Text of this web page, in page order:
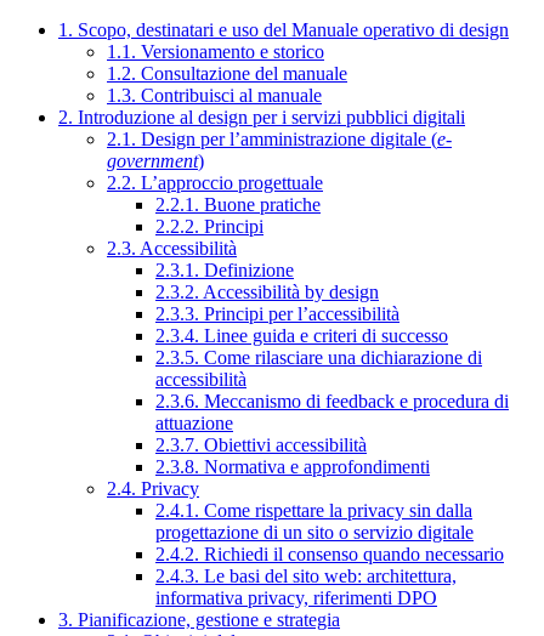
1. Scopo, destinatari e uso del Manuale operativo di design
1.1. Versionamento e storico
1.2. Consultazione del manuale
1.3. Contribuisci al manuale
2. Introduzione al design per i servizi pubblici digitali
2.1. Design per l’amministrazione digitale (e-
government)
2.2. L’approccio progettuale
2.2.1. Buone pratiche
2.2.2. Principi
2.3. Accessibilità
2.3.1. Definizione
2.3.2. Accessibilità by design
2.3.3. Principi per l’accessibilità
2.3.4. Linee guida e criteri di successo
2.3.5. Come rilasciare una dichiarazione di
accessibilità
2.3.6. Meccanismo di feedback e procedura di
attuazione
2.3.7. Obiettivi accessibilità
2.3.8. Normativa e approfondimenti
2.4. Privacy
2.4.1. Come rispettare la privacy sin dalla
progettazione di un sito o servizio digitale
2.4.2. Richiedi il consenso quando necessario
2.4.3. Le basi del sito web: architettura,
informativa privacy, riferimenti DPO
3. Pianificazione, gestione e strategia